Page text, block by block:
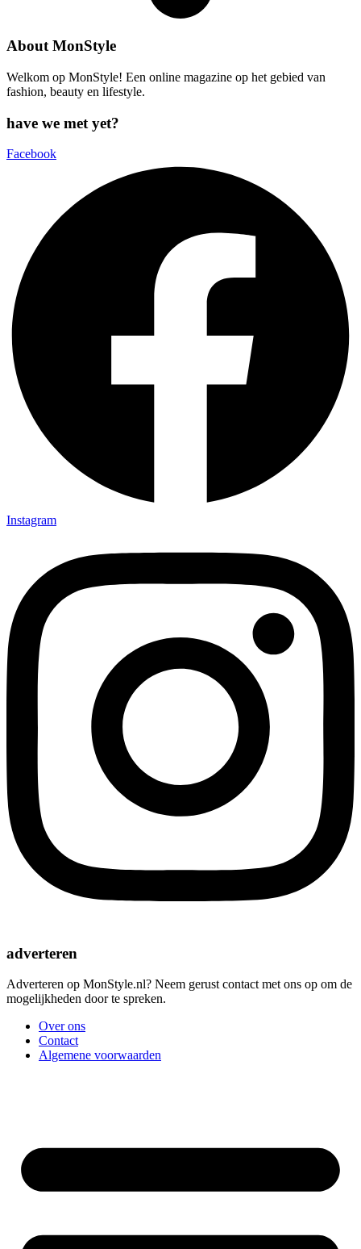
About MonStyle
Welkom op MonStyle! Een online magazine op het gebied van
fashion, beauty en lifestyle.
have we met yet?
Facebook
Instagram
adverteren
Adverteren op MonStyle.nl? Neem gerust contact met ons op om de
mogelijkheden door te spreken.
Over ons
Contact
Algemene voorwaarden